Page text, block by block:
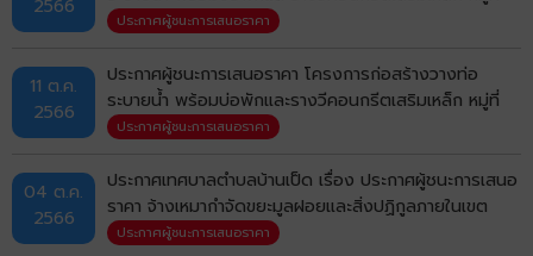
2566
22 บ้านแก่นทอง (ซอยนวลหงส์ 9) ตำบลบ้านเป็ด อำเภอ
อิเล็กทรอนิกส์ (e-bidding)
ประกาศผู้ชนะการเสนอราคา
11 ต.ค.
2566
ประกาศผู้ชนะการเสนอราคา โครงการก่อสร้างวางท่อ
ระบายน้ำ พร้อมบ่อพักและรางวีคอนกรีตเสริมเหล็ก หมู่ที่
18 บ้านเป็ด (จากบ้านนายพรหม สัตยะวาที ถึงตรงข้ามบ้าน
จังหวัดขอนแก่น ด้วยวิธีประกวดราคาอิเล็กทรอนิกส์ (e-
bidding)
ประกาศผู้ชนะการเสนอราคา
04 ต.ค.
2566
ประกาศเทศบาลตำบลบ้านเป็ด เรื่อง ประกาศผู้ชนะการเสนอ
ราคา จ้างเหมากำจัดขยะมูลฝอยและสิ่งปฏิกูลภายในเขต
เทศบาลตำบลบ้านเป็ด ระหว่างวันที่ 3 ตุลาคม 2566 ถึง
ประกาศผู้ชนะการเสนอราคา